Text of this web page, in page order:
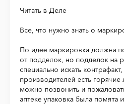
Читать в Деле
Все, что нужно знать о
По идее маркировка должна
от подделок, но подделок на
специально искать
производителей есть
можно позвонить и
аптеке упаковка была помята